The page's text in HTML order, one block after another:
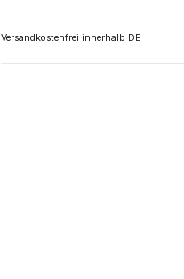
Versandkostenfrei innerhalb DE